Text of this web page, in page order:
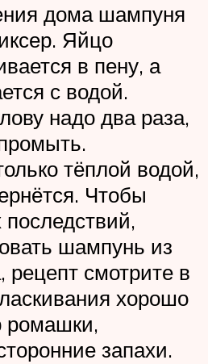
дома шампуня
Яйцо
в пену, а
с водой.
надо два раза,
тёплой водой,
Чтобы
последствий,
шампунь из
рецепт смотрите в
хорошо
ромашки,
запахи.